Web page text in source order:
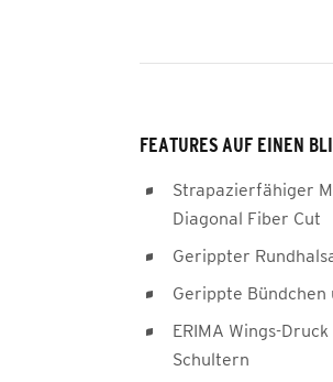
FEATURES AUF EINEN
Strapazierfähiger
Diagonal Fiber Cut
Gerippter
Gerippte Bündchen
ERIMA Wings-
Schultern